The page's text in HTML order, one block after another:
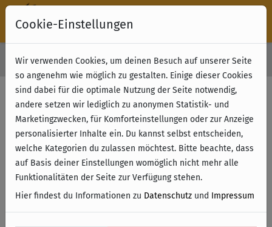
Kostenloser Versand & Retoure ab 49 € (innerhalb Deutschlands)
Cookie-Einstellungen
Wir verwenden Cookies, um deinen Besuch auf unserer Seite
so angenehm wie möglich zu gestalten. Einige dieser Cookies
sind dabei für die optimale Nutzung der Seite notwendig,
andere setzen wir lediglich zu anonymen Statistik- und
Marketingzwecken, für Komforteinstellungen oder zur Anzeige
personalisierter Inhalte ein. Du kannst selbst entscheiden,
welche Kategorien du zulassen möchtest. Bitte beachte, dass
auf Basis deiner Einstellungen womöglich nicht mehr alle
Funktionalitäten der Seite zur Verfügung stehen.
Hier findest du Informationen zu Datenschutz und Impressum